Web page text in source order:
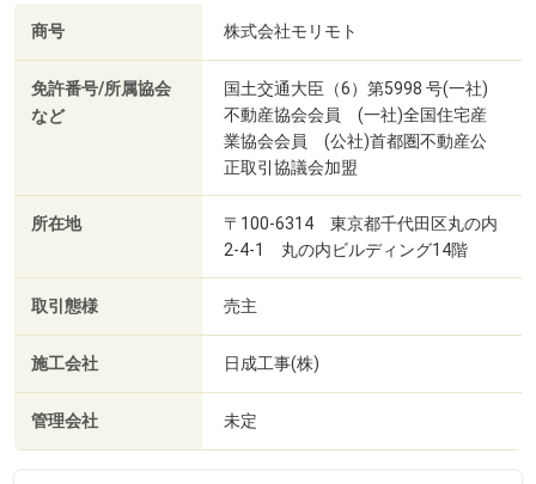
商号 株式会社モリモト
免許番号/所属協会
など
国土交通大臣（6）第5998 号(一社)
不動産協会会員 (一社)全国住宅産
業協会会員 (公社)首都圏不動産公
正取引協議会加盟
所在地
〒100-6314 東京都千代田区丸の内
2-4-1 丸の内ビルディング14階
取引態様 売主
施工会社 日成工事(株)
管理会社 未定